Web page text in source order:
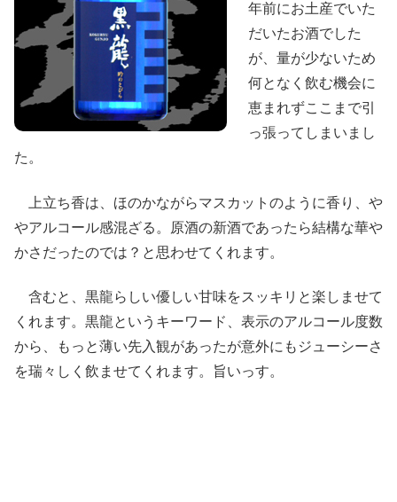
年前にお土産でいた
だいたお酒でした
が、量が少ないため
何となく飲む機会に
恵まれずここまで引
っ張ってしまいまし
た。
上立ち香は、ほのかながらマスカットのように香り、や
やアルコール感混ざる。原酒の新酒であったら結構な華や
かさだったのでは？と思わせてくれます。
含むと、黒龍らしい優しい甘味をスッキリと楽しませて
くれます。黒龍というキーワード、表示のアルコール度数
から、もっと薄い先入観があったが意外にもジューシーさ
を瑞々しく飲ませてくれます。旨いっす。